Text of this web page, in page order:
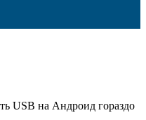
USB на Андроид гораздо